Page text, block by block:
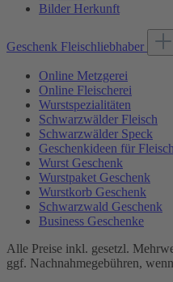
Bilder Herkunft
Geschenk Fleischliebhaber
Online Metzgerei
Online Fleischerei
Wurstspezialitäten
Schwarzwälder Fleisch
Schwarzwälder Speck
Geschenkideen für
Wurst Geschenk
Wurstpaket Geschenk
Wurstkorb Geschenk
Schwarzwald Geschenk
Business Geschenke
Alle Preise inkl. gesetzl.
ggf. Nachnahmegebühren,